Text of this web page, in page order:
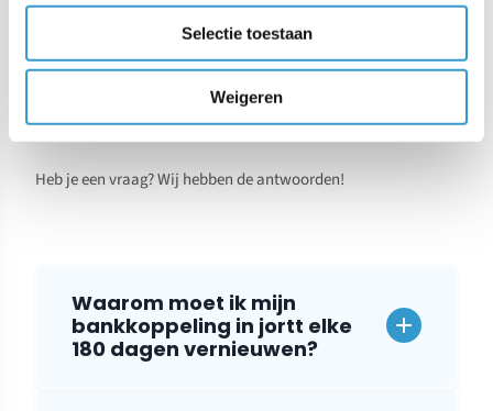
Selectie toestaan
Weigeren
Veelgestelde vragen over
problemen met de
bankkoppeling
Heb je een vraag? Wij hebben de antwoorden!
Waarom moet ik mijn
bankkoppeling in jortt elke
180 dagen vernieuwen?